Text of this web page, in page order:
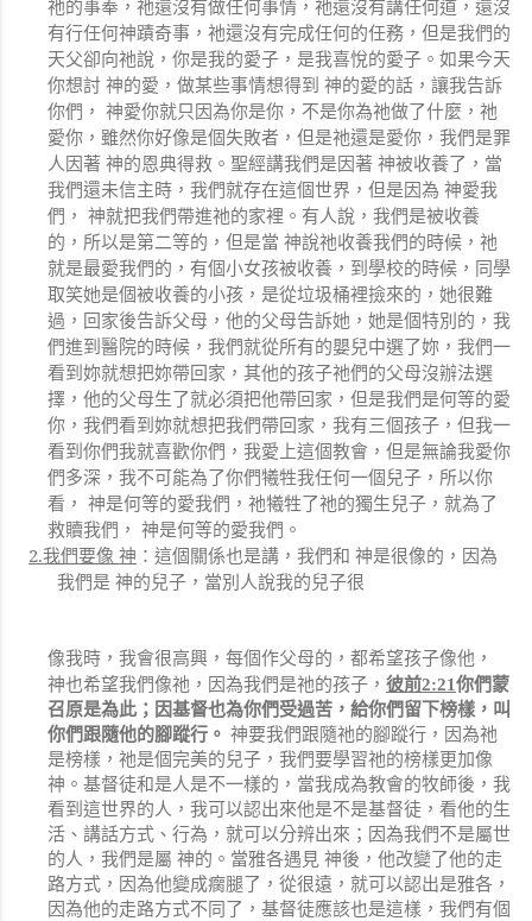
祂的事奉，祂還沒有做任何事情，祂還沒有講任何道，還沒
有行任何神蹟奇事，祂還沒有完成任何的任務，但是我們的
天父卻向祂說，你是我的愛子，是我喜悅的愛子。如果今天
你想討 神的愛，做某些事情想得到 神的愛的話，讓我告訴
你們， 神愛你就只因為你是你，不是你為祂做了什麼，祂
愛你，雖然你好像是個失敗者，但是祂還是愛你，我們是罪
人因著 神的恩典得救。聖經講我們是因著 神被收養了，當
我們還未信主時，我們就存在這個世界，但是因為 神愛我
們， 神就把我們帶進祂的家裡。有人說，我們是被收養
的，所以是第二等的，但是當 神說祂收養我們的時候，祂
就是最愛我們的，有個小女孩被收養，到學校的時候，同學
取笑她是個被收養的小孩，是從垃圾桶裡撿來的，她很難
過，回家後告訴父母，他的父母告訴她，她是個特別的，我
們進到醫院的時候，我們就從所有的嬰兒中選了妳，我們一
看到妳就想把妳帶回家，其他的孩子祂們的父母沒辦法選
擇，他的父母生了就必須把他帶回家，但是我們是何等的愛
你，我們看到妳就想把我們帶回家，我有三個孩子，但我一
看到你們我就喜歡你們，我愛上這個教會，但是無論我愛你
們多深，我不可能為了你們犧牲我任何一個兒子，所以你
看， 神是何等的愛我們，祂犧牲了祂的獨生兒子，就為了
救贖我們， 神是何等的愛我們。
2.我們要像 神 ：這個關係也是講，我們和 神是很像的，因為
我們是 神的兒子，當別人說我的兒子很
像我時，我會很高興，每個作父母的，都希望孩子像他，
神也希望我們像祂，因為我們是祂的孩子， 彼前2:21你們蒙
召原是為此；因基督也為你們受過苦，給你們留下榜樣，叫
你們跟隨他的腳蹤行。 神要我們跟隨祂的腳蹤行，因為祂
是榜樣，祂是個完美的兒子，我們要學習祂的榜樣更加像
神。基督徒和是人是不一樣的，當我成為教會的牧師後，我
看到這世界的人，我可以認出來他是不是基督徒，看他的生
活、講話方式、行為，就可以分辨出來；因為我們不是屬世
的人，我們是屬 神的。當雅各遇見 神後，他改變了他的走
路方式，因為他變成瘸腿了，從很遠，就可以認出是雅各，
因為他的走路方式不同了，基督徒應該也是這樣，我們有個